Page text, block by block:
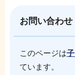
お問い合わせ
このページは
ています。